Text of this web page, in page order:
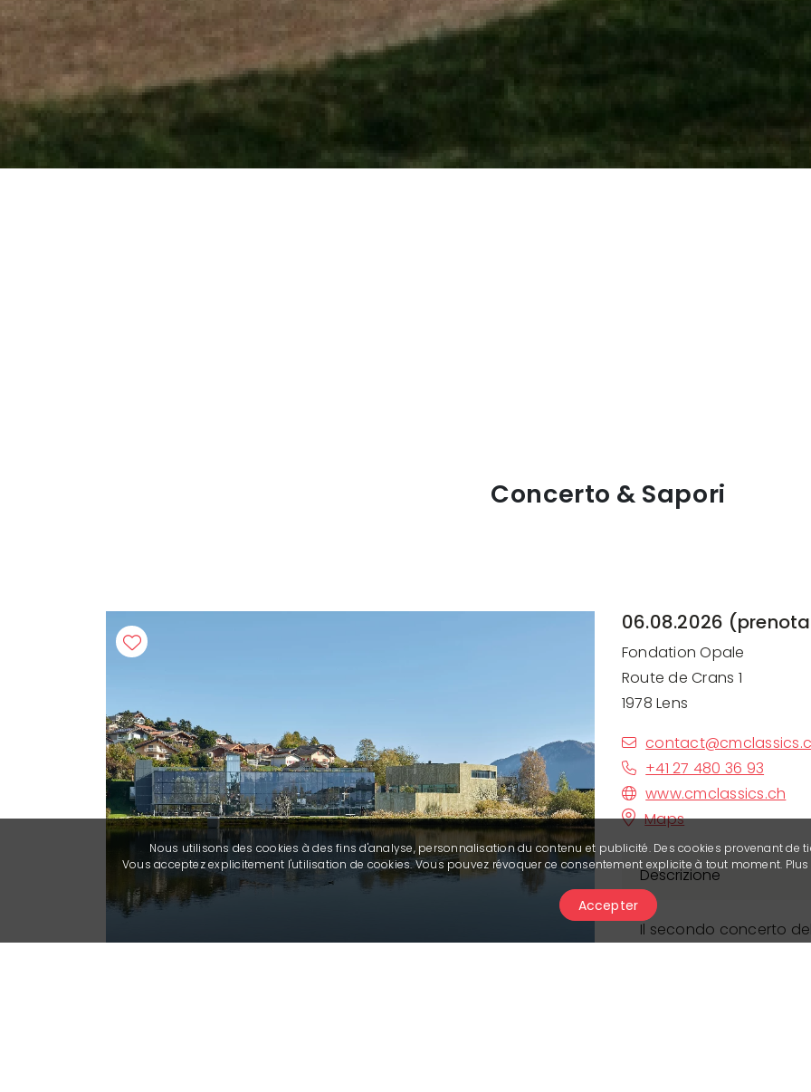
Concerto & Sapori
06.08.2026
Fondation Opale
Route de Crans 1
1978 Lens
+41 27 480 36 93
www.cmclassics.ch
Maps
Descrizione
Il secondo concerto
Nous utilisons des cookies à des fins d'analyse, personnalisation du contenu et publicité. Des cookies provenant de
Vous acceptez explicitement l'utilisation de cookies. Vous pouvez révoquer ce consentement explicite à tout moment.
Accepter